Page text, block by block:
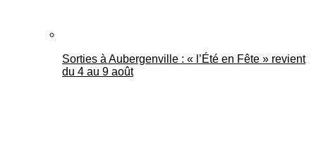
Sorties à Aubergenville : « l’Été en Fête » revient
du 4 au 9 août